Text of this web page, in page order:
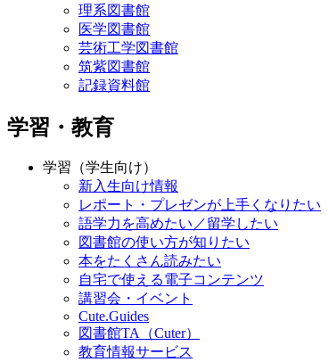
理系図書館
医学図書館
芸術工学図書館
筑紫図書館
記録資料館
学習・教育
学習（学生向け）
新入生向け情報
レポート・プレゼンが上手くなりたい
語学力を高めたい／留学したい
図書館の使い方が知りたい
本をたくさん読みたい
自宅で使える電子コンテンツ
講習会・イベント
Cute.Guides
図書館TA（Cuter）
教育情報サービス